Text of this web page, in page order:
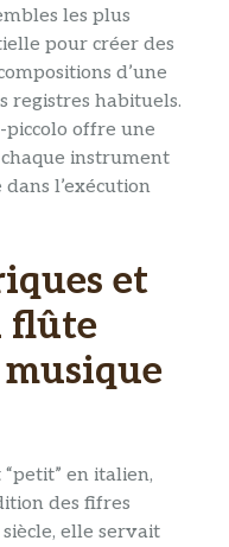
les plus
pour créer des
d’une
registres habituels.
offre une
instrument
l’exécution
et
flûte
en italien,
des fifres
elle servait